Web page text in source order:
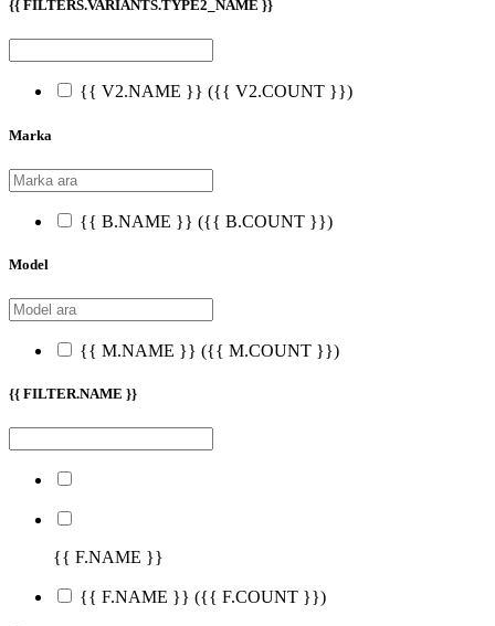
{{ FILTERS.VARIANTS.TYPE2_NAME }}
{{ V2.NAME }} ({{ V2.COUNT }})
Marka
{{ B.NAME }} ({{ B.COUNT }})
Model
{{ M.NAME }} ({{ M.COUNT }})
{{ FILTER.NAME }}
{{ F.NAME }}
{{ F.NAME }} ({{ F.COUNT }})